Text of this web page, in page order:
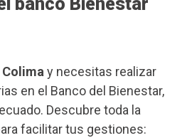
Colima y necesitas realizar
en el Banco del Bienestar,
Descubre toda la
facilitar tus gestiones: